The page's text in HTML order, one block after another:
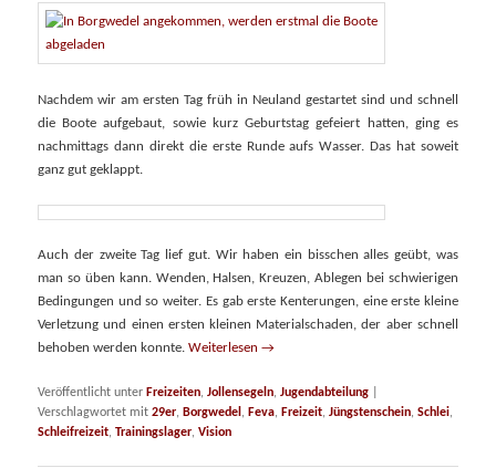
Nachdem wir am ersten Tag früh in Neuland gestartet sind und schnell
die Boote aufgebaut, sowie kurz Geburtstag gefeiert hatten, ging es
nachmittags dann direkt die erste Runde aufs Wasser. Das hat soweit
ganz gut geklappt.
Auch der zweite Tag lief gut. Wir haben ein bisschen alles geübt, was
man so üben kann. Wenden, Halsen, Kreuzen, Ablegen bei schwierigen
Bedingungen und so weiter. Es gab erste Kenterungen, eine erste kleine
Verletzung und einen ersten kleinen Materialschaden, der aber schnell
behoben werden konnte.Weiterlesen→
Veröffentlicht unter Freizeiten,Jollensegeln,Jugendabteilung
Verschlagwortet mit 29er, Borgwedel , Feva, Freizeit,Jüngstenschein,Schlei,
Schleifreizeit,Trainingslager,Vision